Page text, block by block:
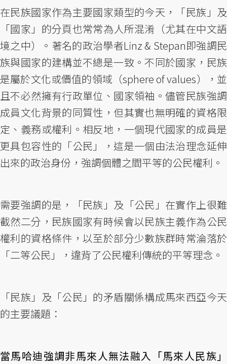
在民族國家作為主要國家類型的今天，「民族」及
「國家」的分頁也常常為人所混淆（尤其在中文語
境之中）。著名的政治學者Linz & Stepan即強調民
族與國家的建構並不總是一致。不同於國家，民族
是屬於文化或價值的領域（sphere of values），並
且不必然擁有行政單位、國家領袖。儘管民族強調
成員文化背景的同質性，但其實也無明確的資格限
定、義務或權利。相反地，一個現代國家的成員是
更具包容性的「公民」，這是一個由法治理念延伸
出來的政治身份，強調個體之間平等的公民權利。
需要強調的是，「民族」及「公民」在實作上很難
截然二分，民族國家有時候會以民族主義作為公民
權利的資格條件，以至於部分少數族群時常淪落於
「二等公民」，違背了公民權利傳統的平等理念。
「民族」及「公民」的矛盾關係構成馬來西亞今天
的主要議題：
當馬哈迪強調非馬來人無法融入「馬來人民族」